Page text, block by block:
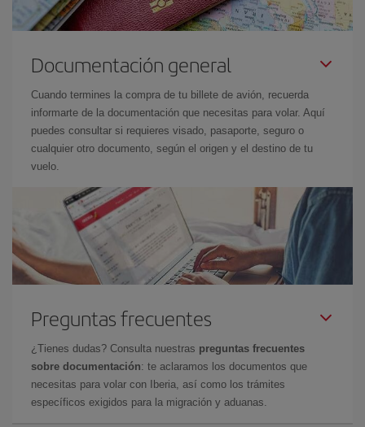
Documentación general
Cuando termines la compra de tu billete de avión, recuerda
informarte de la documentación que necesitas para volar. Aquí
puedes consultar si requieres visado, pasaporte, seguro o
cualquier otro documento, según el origen y el destino de tu
vuelo.
Preguntas frecuentes
¿Tienes dudas? Consulta nuestras preguntas frecuentes
sobre documentación: te aclaramos los documentos que
necesitas para volar con Iberia, así como los trámites
específicos exigidos para la migración y aduanas.